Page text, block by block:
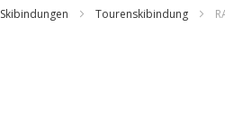
Skibindungen Tourenskibindung